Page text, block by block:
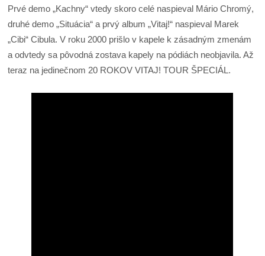
Prvé demo „Kachny“ vtedy skoro celé naspieval Mário Chromý,
druhé demo „Situácia“ a prvý album „Vitaj!“ naspieval Marek
„Cibi“ Cibula. V roku 2000 prišlo v kapele k zásadným zmenám
a odvtedy sa pôvodná zostava kapely na pódiách neobjavila. Až
teraz na jedinečnom 20 ROKOV VITAJ! TOUR ŠPECIÁL.